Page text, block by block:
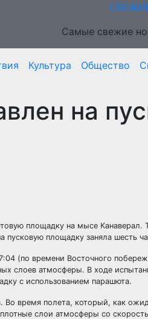
Самые свежие
Культура Общество
на
площадку на мысе Канаверал.
пусковую площадку заняла шесть
(по времени Восточного
слоев атмосферы. В ходе
с использованием парашюта.
Во время полета, который, как
слои атмосферы со